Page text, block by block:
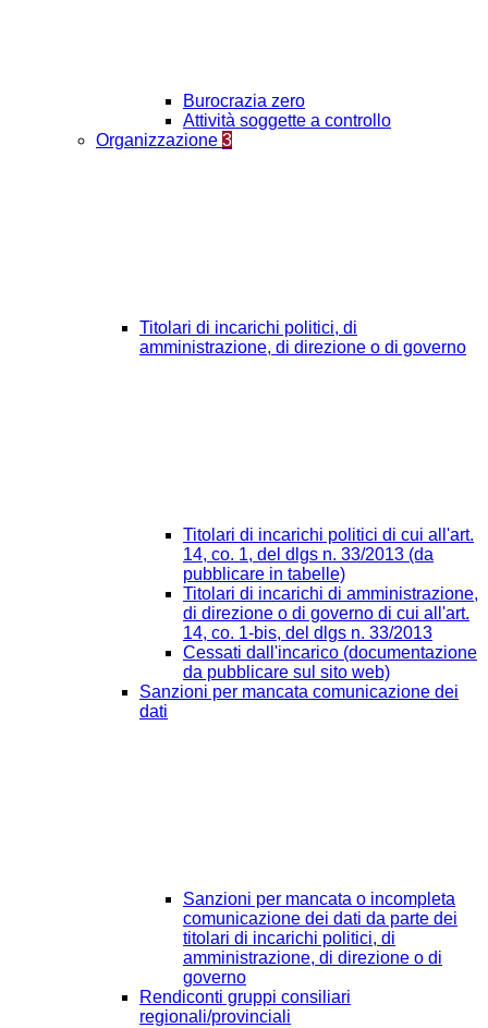
Burocrazia zero
Attività soggette a controllo
Organizzazione 3
Titolari di incarichi politici, di
amministrazione, di direzione o di governo
Titolari di incarichi politici di cui all'art.
14, co. 1, del dlgs n. 33/2013 (da
pubblicare in tabelle)
Titolari di incarichi di amministrazione,
di direzione o di governo di cui all'art.
14, co. 1-bis, del dlgs n. 33/2013
Cessati dall'incarico (documentazione
da pubblicare sul sito web)
Sanzioni per mancata comunicazione dei
dati
Sanzioni per mancata o incompleta
comunicazione dei dati da parte dei
titolari di incarichi politici, di
amministrazione, di direzione o di
governo
Rendiconti gruppi consiliari
regionali/provinciali